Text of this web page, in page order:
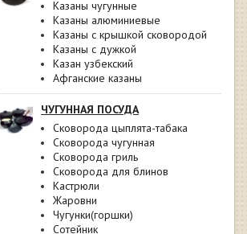
Казаны чугунные
Казаны алюминиевые
Казаны с крышкой сковородой
Казаны с дужкой
Казан узбекский
Афганские казаны
ЧУГУННАЯ ПОСУДА
Сковорода цыплята-табака
Сковорода чугунная
Сковорода гриль
Сковорода для блинов
Кастрюли
Жаровни
Чугунки(горшки)
Сотейник